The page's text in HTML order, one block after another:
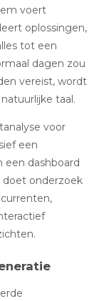
voert
oplossingen,
tot een
dagen zou
vereist, wordt
taal.
voor
een
een dashboard
doet onderzoek